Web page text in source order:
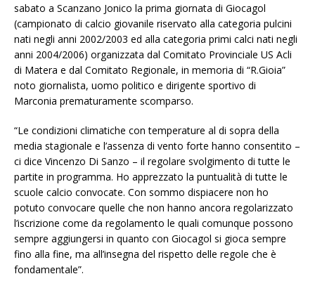
sabato a Scanzano Jonico la prima giornata di Giocagol
(campionato di calcio giovanile riservato alla categoria pulcini
nati negli anni 2002/2003 ed alla categoria primi calci nati negli
anni 2004/2006) organizzata dal Comitato Provinciale US Acli
di Matera e dal Comitato Regionale, in memoria di “R.Gioia”
noto giornalista, uomo politico e dirigente sportivo di
Marconia prematuramente scomparso.
“Le condizioni climatiche con temperature al di sopra della
media stagionale e l’assenza di vento forte hanno consentito –
ci dice Vincenzo Di Sanzo – il regolare svolgimento di tutte le
partite in programma. Ho apprezzato la puntualità di tutte le
scuole calcio convocate. Con sommo dispiacere non ho
potuto convocare quelle che non hanno ancora regolarizzato
l’iscrizione come da regolamento le quali comunque possono
sempre aggiungersi in quanto con Giocagol si gioca sempre
fino alla fine, ma all’insegna del rispetto delle regole che è
fondamentale”.